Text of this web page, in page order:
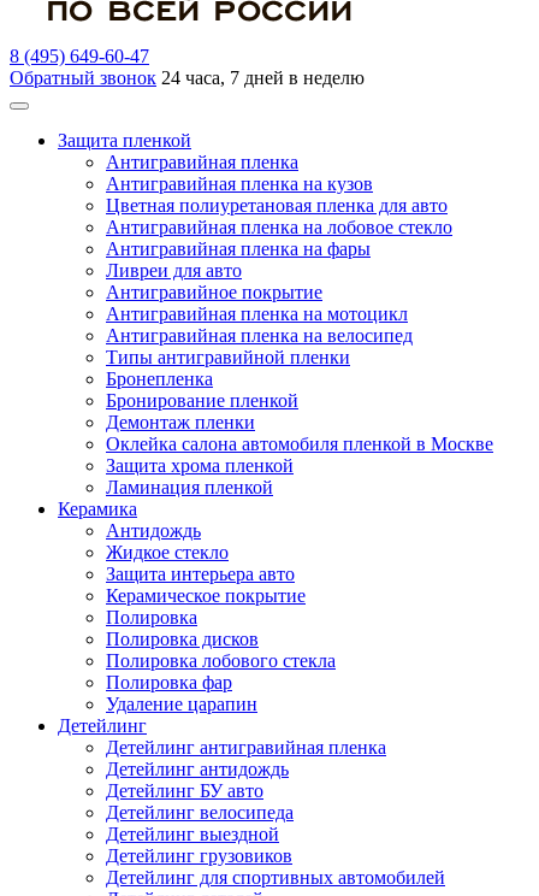
8 (495) 649-60-47
Обратный звонок 24 часа, 7 дней в неделю
Защита пленкой
Антигравийная пленка
Антигравийная пленка на кузов
Цветная полиуретановая пленка для авто
Антигравийная пленка на лобовое стекло
Антигравийная пленка на фары
Ливреи для авто
Антигравийное покрытие
Антигравийная пленка на мотоцикл
Антигравийная пленка на велосипед
Типы антигравийной пленки
Бронепленка
Бронирование пленкой
Демонтаж пленки
Оклейка салона автомобиля пленкой в Москве
Защита хрома пленкой
Ламинация пленкой
Керамика
Антидождь
Жидкое стекло
Защита интерьера авто
Керамическое покрытие
Полировка
Полировка дисков
Полировка лобового стекла
Полировка фар
Удаление царапин
Детейлинг
Детейлинг антигравийная пленка
Детейлинг антидождь
Детейлинг БУ авто
Детейлинг велосипеда
Детейлинг выездной
Детейлинг грузовиков
Детейлинг для спортивных автомобилей